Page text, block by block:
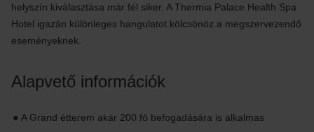
helyszín kiválasztása már fél siker. A Thermia Palace Health Spa
Hotel igazán különleges hangulatot kölcsönöz a megszervezendő
eseményeknek.
Alapvető információk
A Grand étterem akár 200 fő befogadására is alkalmas